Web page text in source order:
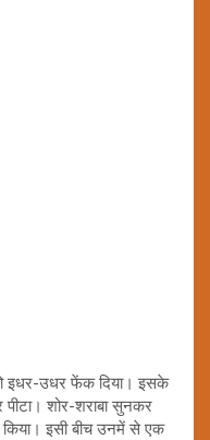
इधर-उधर फेंक दिया। इसके
शोर-शराबा सुनकर
किया। इसी बीच उनमें से एक